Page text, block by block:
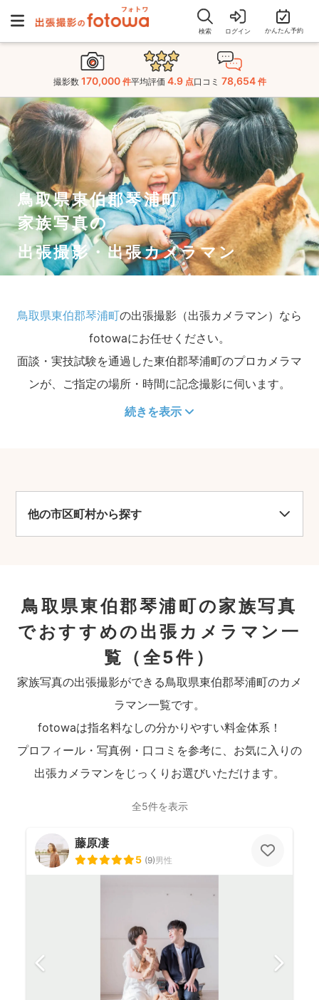
検索 ログイン かんたん予約
撮影数 170,000 件平均評価 4.9 点口コミ 78,654 件
鳥取県東伯郡琴浦町
家族写真の
出張撮影・出張カメラマン
鳥取県東伯郡琴浦町の出張撮影（出張カメラマン）なら
fotowaにお任せください。
面談・実技試験を通過した東伯郡琴浦町のプロカメラマ
ンが、ご指定の場所・時間に記念撮影に伺います。
続きを表示
他の市区町村から探す
鳥取県東伯郡琴浦町の家族写真
でおすすめの出張カメラマン一
覧
（全5件）
家族写真の出張撮影ができる鳥取県東伯郡琴浦町のカメ
ラマン一覧です。
fotowaは指名料なしの分かりやすい料金体系！
プロフィール・写真例・口コミを参考に、お気に入りの
出張カメラマンをじっくりお選びいただけます。
全5件を表示
藤原凄
5 (9)男性